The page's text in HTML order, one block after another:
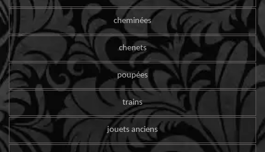
cheminées
chenets
poupées
trains
jouets anciens